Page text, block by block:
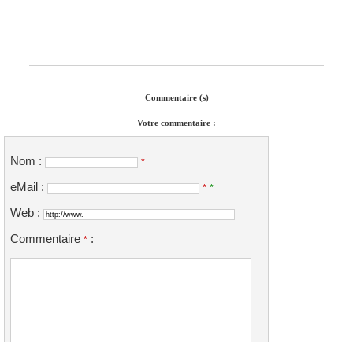
Commentaire (s)
Votre commentaire :
Nom : *
eMail : * *
Web :
Commentaire * :